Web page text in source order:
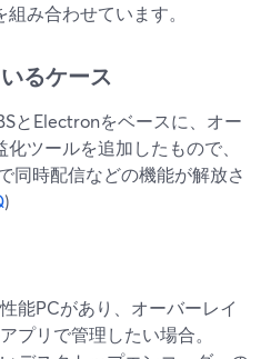
み合わせています。
るケース
とElectronをベースに、オー
ツールを追加したもので、
同時配信などの機能が解放さ
)
能PCがあり、オーバーレイ
プリで管理したい場合。